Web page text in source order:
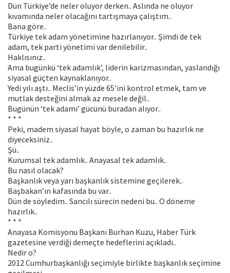
Dün Türkiye’de neler oluyor derken.. Aslında ne oluyor
kıvamında neler olacağını tartışmaya çalıştım..
Bana göre..
Türkiye tek adam yönetimine hazırlanıyor.. Şimdi de tek
adam, tek parti yönetimi var denilebilir..
Haklısınız..
Ama bugünkü ‘tek adamlık’, liderin karizmasından, yaslandığı
siyasal güçten kaynaklanıyor..
Yedi yılı aştı.. Meclis’in yüzde 65’ini kontrol etmek, tam ve
mutlak desteğini almak az mesele değil..
Bugünün ‘tek adamı’ gücünü buradan alıyor..
* * *
Peki, madem siyasal hayat böyle, o zaman bu hazırlık ne
diyeceksiniz..
Şu..
Kurumsal tek adamlık.. Anayasal tek adamlık..
Bu nasıl olacak?
Başkanlık veya yarı başkanlık sistemine geçilerek..
Başbakan’ın kafasında bu var..
Dün de söyledim.. Sancılı sürecin nedeni bu.. O döneme
hazırlık..
* * *
Anayasa Komisyonu Başkanı Burhan Kuzu, Haber Türk
gazetesine verdiği demeçte hedeflerini açıkladı..
Nedir o?
2012 Cumhurbaşkanlığı seçimiyle birlikte başkanlık seçimine